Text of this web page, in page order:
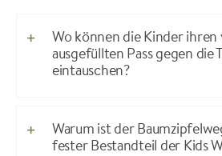
Wo können die Kinder ihren
ausgefüllten Pass gegen die
eintauschen?
Warum ist der
fester Bestandteil der Kids